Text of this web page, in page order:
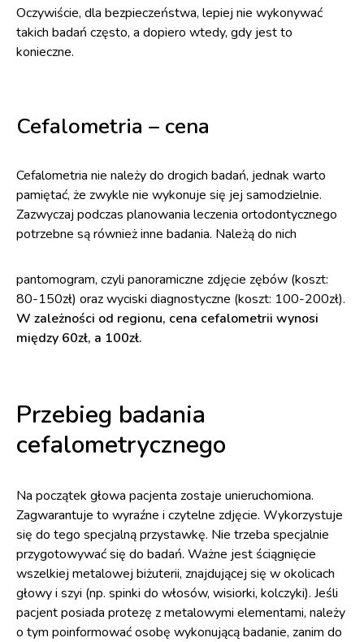
Oczywiście, dla bezpieczeństwa, lepiej nie wykonywać
takich badań często, a dopiero wtedy, gdy jest to
konieczne.
Cefalometria – cena
Cefalometria nie należy do drogich badań, jednak warto
pamiętać, że zwykle nie wykonuje się jej samodzielnie.
Zazwyczaj podczas planowania leczenia ortodontycznego
potrzebne są również inne badania. Należą do nich
pantomogram, czyli panoramiczne zdjęcie zębów (koszt:
80-150zł) oraz wyciski diagnostyczne (koszt: 100-200zł).
W zależności od regionu, cena cefalometrii wynosi
między 60zł, a 100zł.
Przebieg badania
cefalometrycznego
Na początek głowa pacjenta zostaje unieruchomiona.
Zagwarantuje to wyraźne i czytelne zdjęcie. Wykorzystuje
się do tego specjalną przystawkę. Nie trzeba specjalnie
przygotowywać się do badań. Ważne jest ściągnięcie
wszelkiej metalowej biżuterii, znajdującej się w okolicach
głowy i szyi (np. spinki do włosów, wisiorki, kolczyki). Jeśli
pacjent posiada protezę z metalowymi elementami, należy
o tym poinformować osobę wykonującą badanie, zanim do